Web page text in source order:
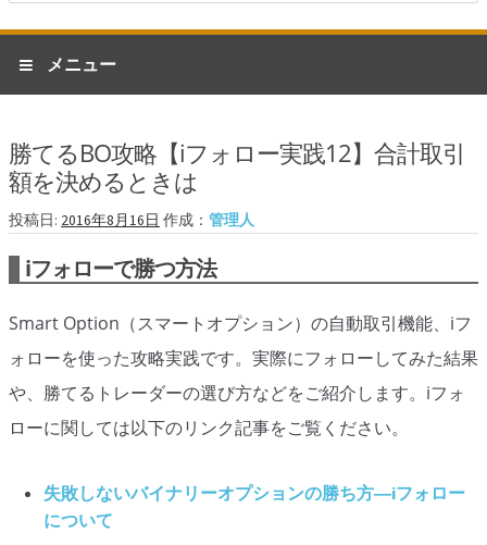
ナ
ビ
ゲ
シ
ョ
へ
ス
キ
ッ
コ
ン
テ
ツ
へ
キ
ッ
プ
メニュー
業者一覧
オプションビット
初心者講座
基本ルール・取引のしかた
トレンドを見極める
トレンド順張りで勝つ方法
逆張りと相場変動のしくみ
勝てるBO攻略【iフォロー実践12】合計取引
額を決めるときは
投稿日: 2016年8月16日 作成： 管理人
iフォローで勝つ方法
Smart Option（スマートオプション）の自動取引機能、iフ
ォローを使った攻略実践です。実際にフォローしてみた結果
や、勝てるトレーダーの選び方などをご紹介します。iフォ
ローに関しては以下のリンク記事をご覧ください。
失敗しないバイナリーオプションの勝ち方―iフォロー
について